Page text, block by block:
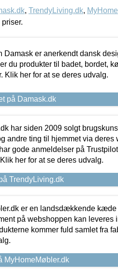
, TrendyLiving.dk,
Damask er anerkendt dansk
du produkter til badet, bordet,
Klik her for at se deres udvalg.
på Damask.dk
har siden 2009 solgt
andre ting til hjemmet via deres
gode anmeldelser på
her for at se deres udvalg.
TrendyLiving.dk
er en landsdækkende kæde
på webshoppen kan leveres
kommer fuld samlet fra
MyHomeMøbler.dk